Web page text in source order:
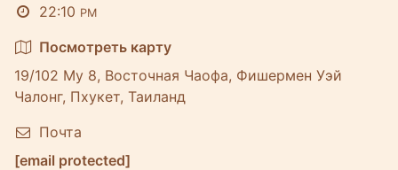
22:10 PM
Посмотреть карту
19/102 Му 8, Восточная Чаофа, Фишермен Уэй
Чалонг, Пхукет, Таиланд
Почта
[email protected]